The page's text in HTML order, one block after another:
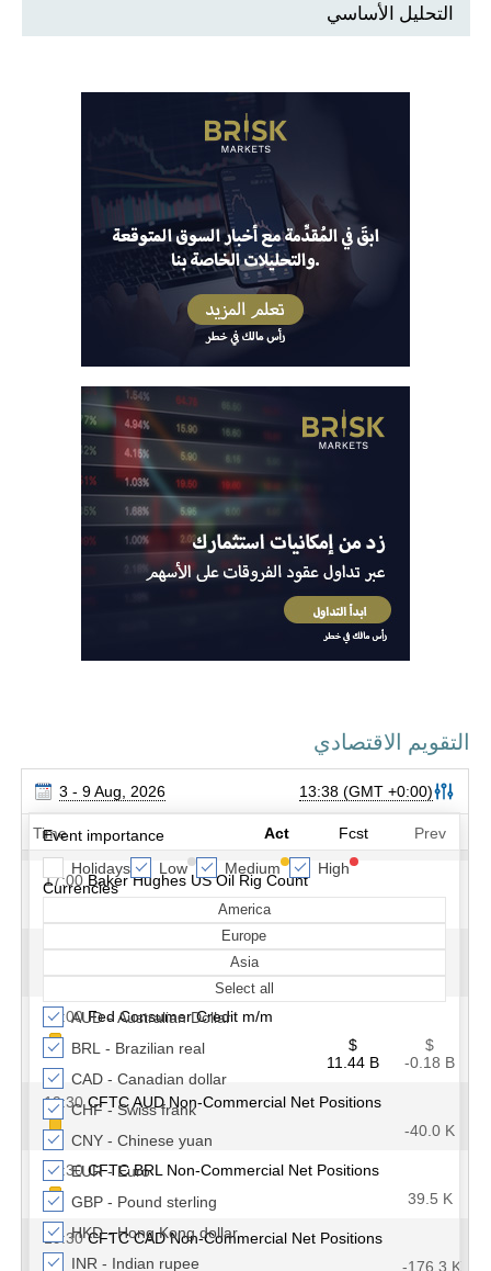
التحليل الأساسي
التقويم الاقتصادي